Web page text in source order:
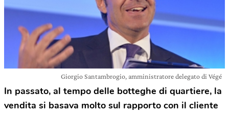
Giorgio Santambrogio, amministratore delegato di Végé
In passato, al tempo delle botteghe di quartiere, la
vendita si basava molto sul rapporto con il cliente